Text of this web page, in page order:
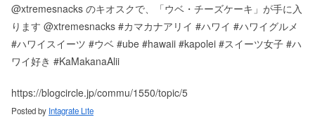
@xtremesnacks のキオスクで、「ウベ・チーズケーキ」が手に入
ります @xtremesnacks #カマカナアリイ #ハワイ #ハワイグルメ
#ハワイスイーツ #ウベ #ube #hawaii #kapolei #スイーツ女子 #ハ
ワイ好き #KaMakanaAlii
https://blogcircle.jp/commu/1550/topic/5
Posted by Intagrate Lite